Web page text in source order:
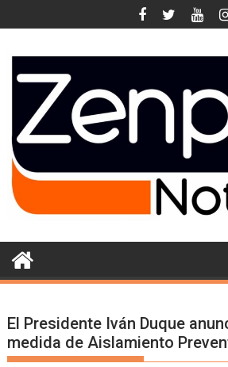
to
El Presidente Iván Duque
medida de Aislamiento